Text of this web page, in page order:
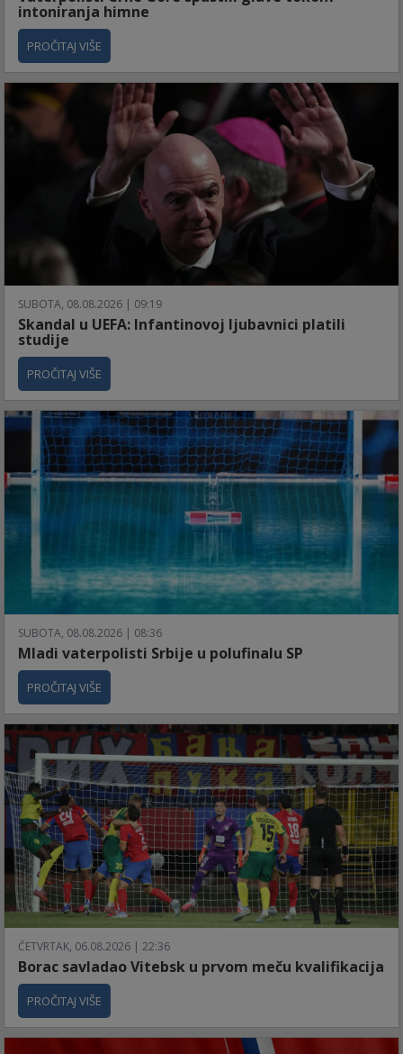
intoniranja himne
PROČITAJ VIŠE
SUBOTA, 08.08.2026 | 09:19
Skandal u UEFA: Infantinovoj ljubavnici platili
studije
PROČITAJ VIŠE
SUBOTA, 08.08.2026 | 08:36
Mladi vaterpolisti Srbije u polufinalu SP
PROČITAJ VIŠE
ČETVRTAK, 06.08.2026 | 22:36
Borac savladao Vitebsk u prvom meču kvalifikacija
PROČITAJ VIŠE